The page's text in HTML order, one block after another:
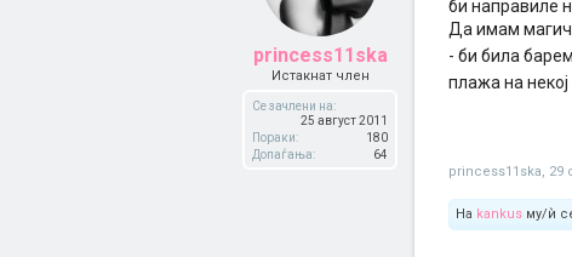
princess11ska
Истакнат член
Се зачлени на:
25 август 2011
Пораки:
180
Допаѓања:
64
би направиле
Да имам
- би била
плажа на
princess11ska, 29
На kankus му/ѝ